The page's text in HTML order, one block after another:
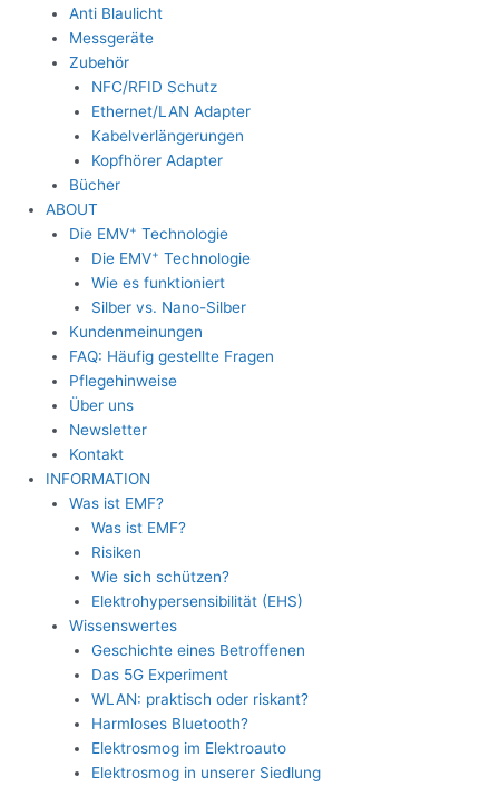
Anti Blaulicht
Messgeräte
Zubehör
NFC/RFID Schutz
Ethernet/LAN Adapter
Kabelverlängerungen
Kopfhörer Adapter
Bücher
ABOUT
Die EMV+ Technologie
Die EMV+ Technologie
Wie es funktioniert
Silber vs. Nano-Silber
Kundenmeinungen
FAQ: Häufig gestellte Fragen
Pflegehinweise
Über uns
Newsletter
Kontakt
INFORMATION
Was ist EMF?
Was ist EMF?
Risiken
Wie sich schützen?
Elektrohypersensibilität (EHS)
Wissenswertes
Geschichte eines Betroffenen
Das 5G Experiment
WLAN: praktisch oder riskant?
Harmloses Bluetooth?
Elektrosmog im Elektroauto
Elektrosmog in unserer Siedlung